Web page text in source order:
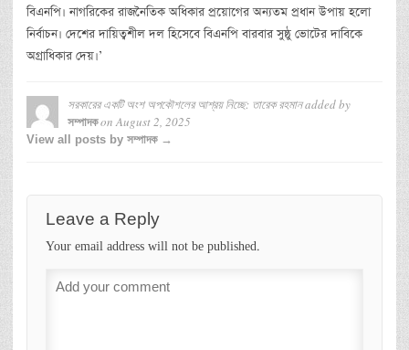
বিএনপি। নাগরিকের রাজনৈতিক অধিকার প্রয়োগের অন্যতম প্রধান উপায় হলো
নির্বাচন। দেশের দায়িত্বশীল দল হিসেবে বিএনপি বারবার সুষ্ঠু ভোটের দাবিকে
অগ্রাধিকার দেয়।’
সরকারের একটি অংশ অপকৌশলের আশ্রয় নিচ্ছে: তারেক রহমানadded by
সম্পাদকonAugust 2, 2025
View all posts by সম্পাদক →
Leave a Reply
Your email address will not be published.